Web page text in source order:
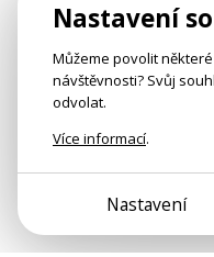
Nastavení
Můžeme povolit
návštěvnosti? Svůj
odvolat.
Více informací.
Nastavení